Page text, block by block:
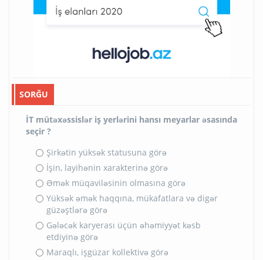
SORĞU
İT mütəxəssislər iş yerlərini hansı meyarlar əsasında
seçir ?
Şirkətin yüksək statusuna görə
İşin, layihənin xarakterinə görə
Əmək müqaviləsinin olmasına görə
Yüksək əmək haqqına, mükafatlara və digər
güzəştlərə görə
Gələcək karyerası üçün əhəmiyyət kəsb
etdiyinə görə
Maraqlı, işgüzar kollektivə görə